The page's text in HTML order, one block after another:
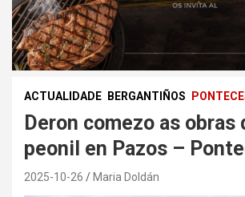
ACTUALIDADE BERGANTIÑOS
Deron comezo as obras
peonil en Pazos –
2025-10-26 Maria Doldán